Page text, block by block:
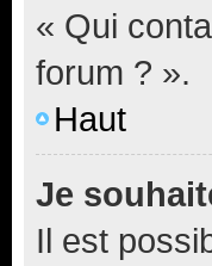
« Qui
forum ? ».
Haut
Je
Il est